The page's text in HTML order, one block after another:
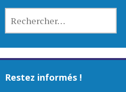
Restez informés !